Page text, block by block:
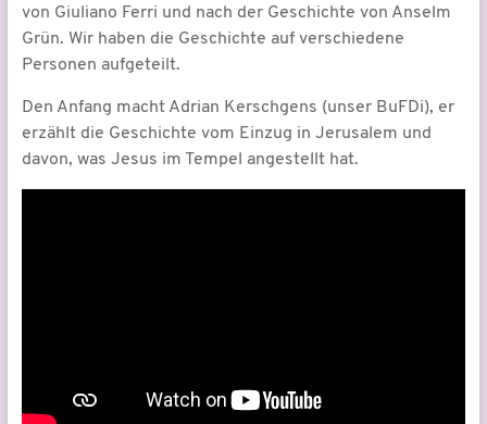
von Giuliano Ferri und nach der Geschichte von Anselm
Grün. Wir haben die Geschichte auf verschiedene
Personen aufgeteilt.
Den Anfang macht Adrian Kerschgens (unser BuFDi), er
erzählt die Geschichte vom Einzug in Jerusalem und
davon, was Jesus im Tempel angestellt hat.